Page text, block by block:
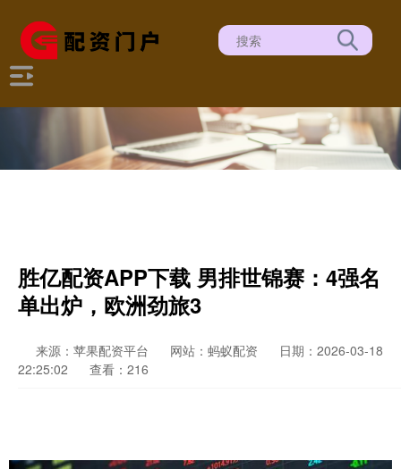
胜亿配资APP下载 男排世锦赛：4强名
单出炉，欧洲劲旅3
来源：苹果配资平台 网站：蚂蚁配资
日期：2026-03-18
22:25:02
查看：216